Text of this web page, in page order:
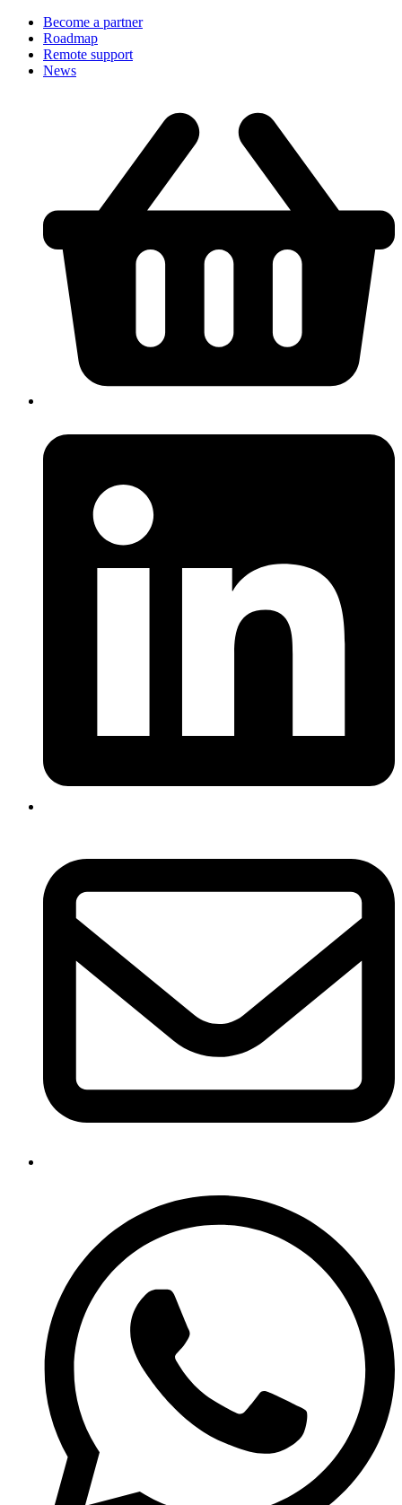
Become a partner
Roadmap
Remote support
News